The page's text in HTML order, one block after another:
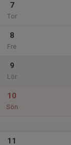
7
Tor
8
Fre
9
Lör
10
Sön
11